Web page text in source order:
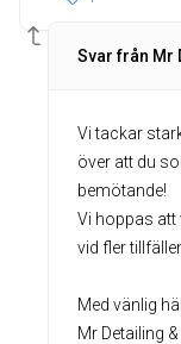
Svar från Mr
Vi tackar
över att du
bemötande!
Vi hoppas att
vid fler
Med vänlig
Mr Detailing